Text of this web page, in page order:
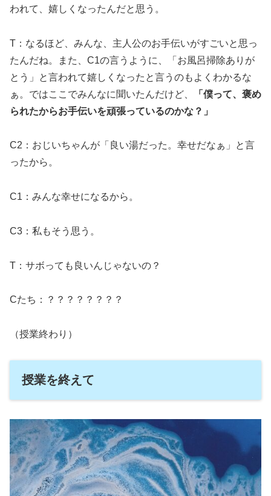
われて、嬉しくなったんだと思う。
T：なるほど、みんな、主人公のお手伝いがすごいと思っ
たんだね。また、C1の言うように、「お風呂掃除ありが
とう」と言われて嬉しくなったと言うのもよくわかるな
ぁ。ではここでみんなに聞いたんだけど、
「僕って、褒め
られたからお手伝いを頑張っているのかな？」
C2：おじいちゃんが「良い湯だった。幸せだなぁ」と言
ったから。
C1：みんな幸せになるから。
C3：私もそう思う。
T：サボっても良いんじゃないの？
Cたち：？？？？？？？？
（授業終わり）
授業を終えて